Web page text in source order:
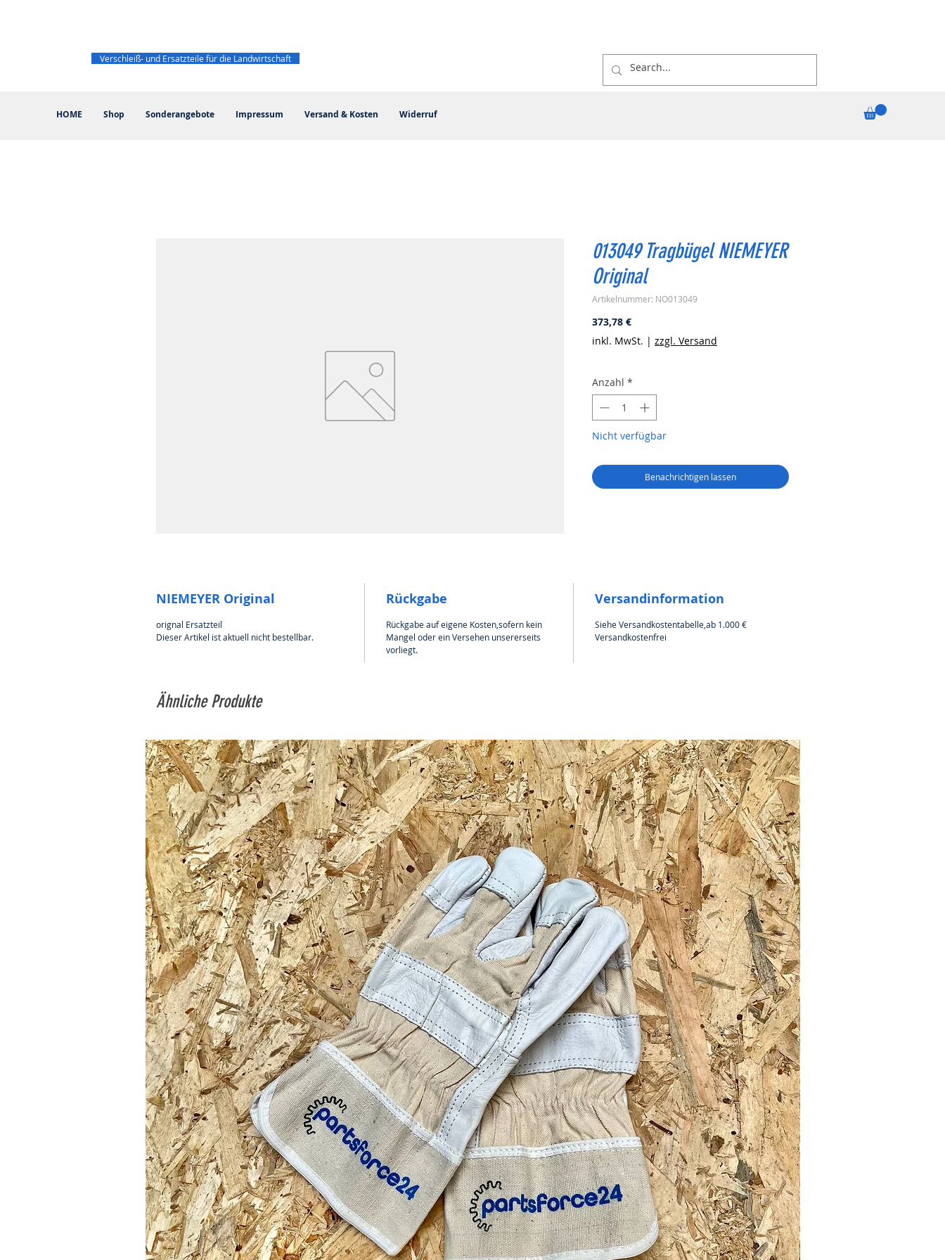
HOME Shop Sonderangebote Impressum Versand & Kosten Widerruf
Verschleiß- und Ersatzteile für die Landwirtschaft
013049 Tragbügel NIEMEYER
Original
Artikelnummer: NO013049
373,78 €Preis
inkl. MwSt. | zzgl. Versand
Anzahl *
Nicht verfügbar
Benachrichtigen lassen
NIEMEYER Original
orignal Ersatzteil
Dieser Artikel ist aktuell nicht bestellbar.
Rückgabe
Rückgabe auf eigene Kosten,sofern kein
Mangel oder ein Versehen unsererseits
vorliegt.
Versandinformation
Siehe Versandkostentabelle,ab 1.000 €
Versandkostenfrei
Ähnliche Produkte